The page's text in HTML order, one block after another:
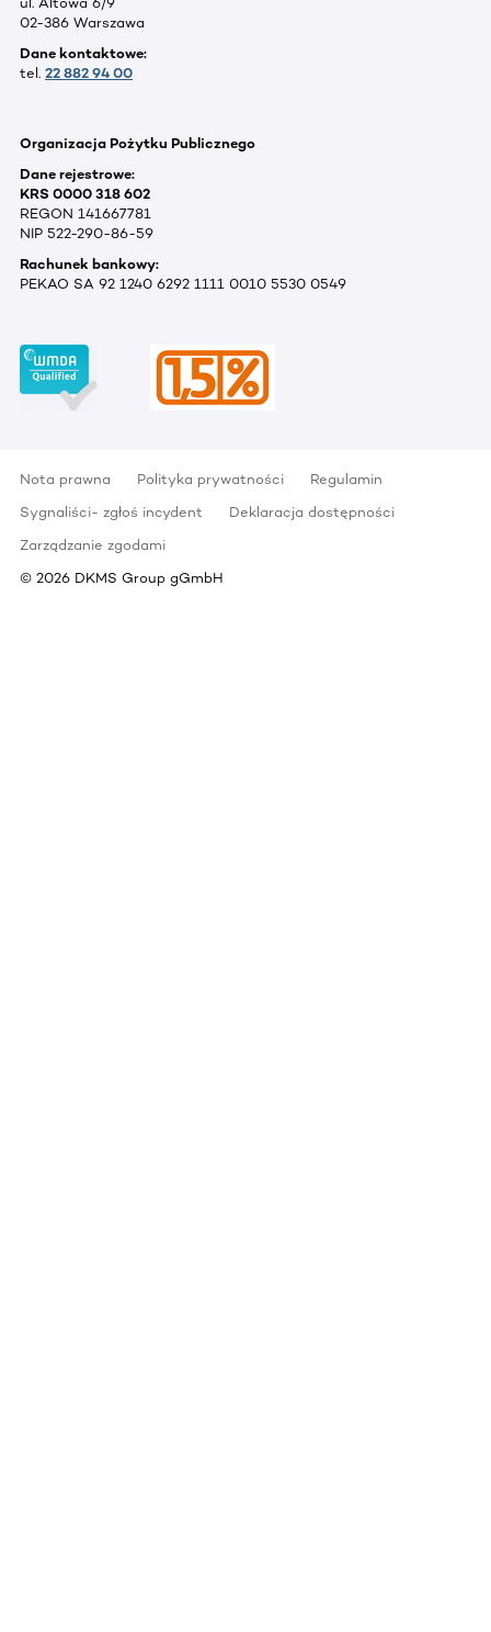
02-386 Warszawa
Dane kontaktowe:
tel. 22 882 94 00
Organizacja Pożytku Publicznego
Dane rejestrowe:
KRS 0000 318 602
REGON 141667781
NIP 522-290-86-59
Rachunek bankowy:
PEKAO SA 92 1240 6292 1111 0010 5530 0549
Nota prawna Polityka prywatności
Regulamin
Sygnaliści- zgłoś incydent
Deklaracja dostępności
Zarządzanie zgodami
© 2026 DKMS Group gGmbH